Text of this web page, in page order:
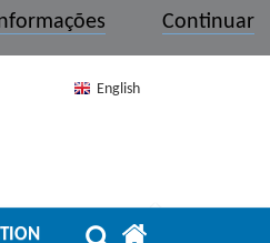
Continuar
English